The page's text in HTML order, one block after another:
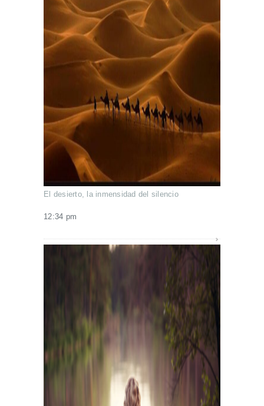
El desierto, la inmensidad del silencio
12:34 pm